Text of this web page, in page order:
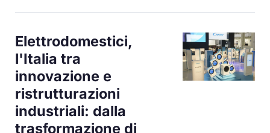
Elettrodomestici,
l'Italia tra
innovazione e
ristrutturazioni
industriali: dalla
trasformazione di